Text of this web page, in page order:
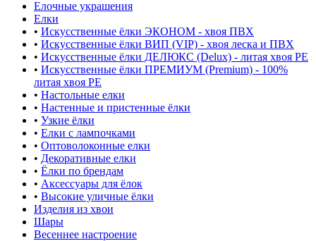
Елочные украшения
Елки
• Искусственные ёлки ЭКОНОМ - хвоя ПВХ
• Искусственные ёлки ВИП (VIP) - хвоя леска и ПВХ
• Искусственные ёлки ДЕЛЮКС (Delux) - литая хвоя РЕ
• Искусственные ёлки ПРЕМИУМ (Premium) - 100%
литая хвоя РЕ
• Настольные елки
• Настенные и пристенные ёлки
• Узкие ёлки
• Елки с лампочками
• Оптоволоконные елки
• Декоративные елки
• Ёлки по брендам
• Аксессуары для ёлок
• Высокие уличные ёлки
Изделия из хвои
Шары
Весеннее настроение